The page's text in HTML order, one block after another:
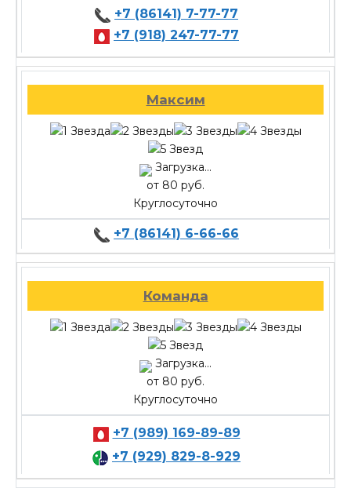
+7 (86141) 7-77-77
+7 (918) 247-77-77
Максим
Загрузка...
от 80 руб.
Круглосуточно
+7 (86141) 6-66-66
Команда
Загрузка...
от 80 руб.
Круглосуточно
+7 (989) 169-89-89
+7 (929) 829-8-929